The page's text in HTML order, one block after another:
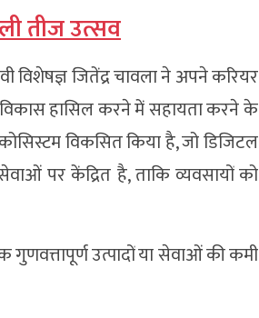
तीज उत्सव
विशेषज्ञ जितेंद्र चावला ने अपने करियर
हासिल करने में सहायता करने के
विकसित किया है, जो डिजिटल
पर केंद्रित है, ताकि व्यवसायों को
उत्पादों या सेवाओं की कमी